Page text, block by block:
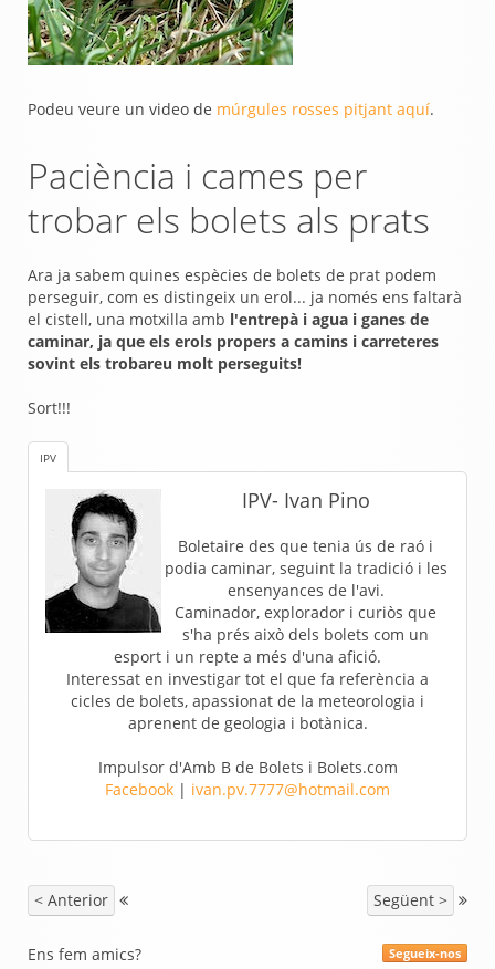
Podeu veure un video de múrgules rosses pitjant aquí.
Paciència i cames per
trobar els bolets als prats
Ara ja sabem quines espècies de bolets de prat podem
perseguir, com es distingeix un erol... ja només ens faltarà
el cistell, una motxilla amb l'entrepà i agua i ganes de
caminar, ja que els erols propers a camins i carreteres
sovint els trobareu molt perseguits!
Sort!!!
IPV
IPV- Ivan Pino
Boletaire des que tenia ús de raó i
podia caminar, seguint la tradició i les
ensenyances de l'avi.
Caminador, explorador i curiòs que
s'ha prés això dels bolets com un
esport i un repte a més d'una afició.
Interessat en investigar tot el que fa referència a
cicles de bolets, apassionat de la meteorologia i
aprenent de geologia i botànica.
Impulsor d'Amb B de Bolets i Bolets.com
Facebook | ivan.pv.7777@hotmail.com
< Anterior Següent >
Segueix-nos
Ens fem amics?